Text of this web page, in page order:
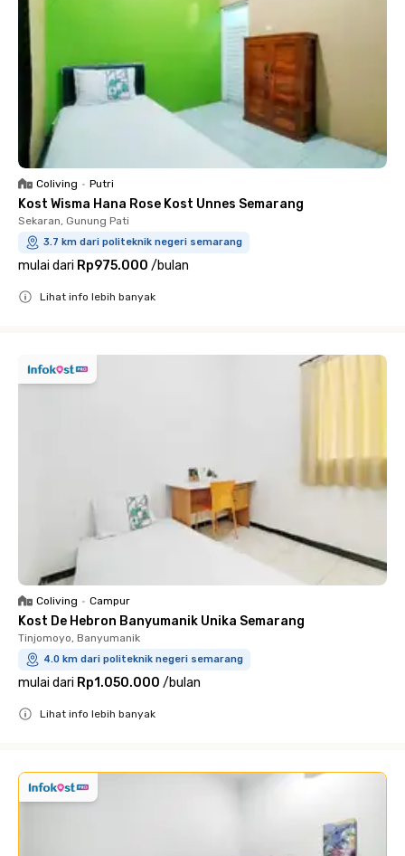
Coliving • Putri
Kost Wisma Hana Rose Kost Unnes Semarang
Sekaran, Gunung Pati
3.7 km dari politeknik negeri semarang
mulai dari Rp975.000 /bulan
Lihat info lebih banyak
Coliving • Campur
Kost De Hebron Banyumanik Unika Semarang
Tinjomoyo, Banyumanik
4.0 km dari politeknik negeri semarang
mulai dari Rp1.050.000 /bulan
Lihat info lebih banyak